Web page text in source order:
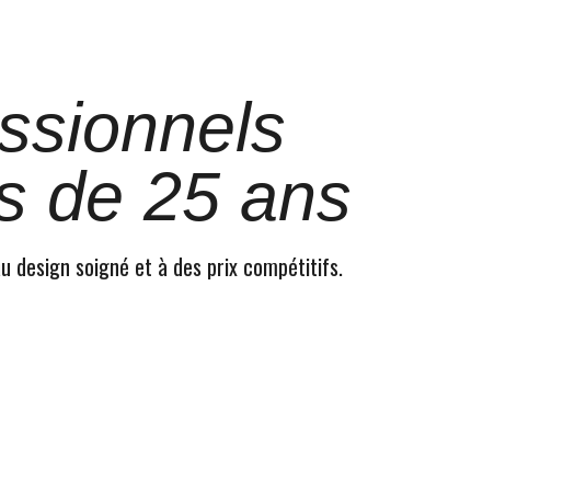
de 25 ans
design soigné et à des prix compétitifs.